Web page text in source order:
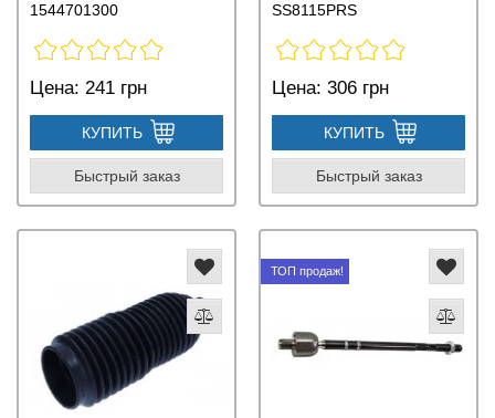
1544701300
Цена: 241 грн
КУПИТЬ
Быстрый заказ
SS8115PRS
Цена: 306 грн
КУПИТЬ
Быстрый заказ
ТОП продаж!